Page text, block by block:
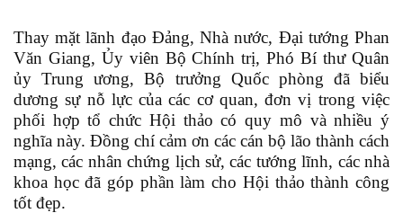
Thay mặt lãnh đạo Đảng, Nhà nước, Đại tướng Phan
Văn Giang, Ủy viên Bộ Chính trị, Phó Bí thư Quân
ủy Trung ương, Bộ trưởng Quốc phòng đã biểu
dương sự nỗ lực của các cơ quan, đơn vị trong việc
phối hợp tổ chức Hội thảo có quy mô và nhiều ý
nghĩa này. Đồng chí cảm ơn các cán bộ lão thành cách
mạng, các nhân chứng lịch sử, các tướng lĩnh, các nhà
khoa học đã góp phần làm cho Hội thảo thành công
tốt đẹp.